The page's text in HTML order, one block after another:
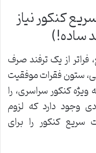
کنکور نیاز
ساده!)
فراتر از یک ترفند صرف
ستون فقرات موفقیت
کنکور سراسری، را
وجود دارد که لزوم
سریع کنکور را برای